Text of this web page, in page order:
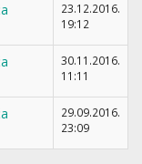
23.12.2016.
19:12
30.11.2016.
11:11
29.09.2016.
23:09